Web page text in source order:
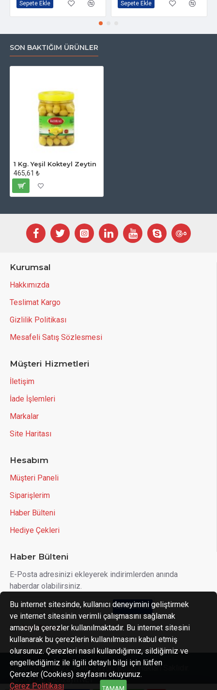
Sepete Ekle Sepete Ekle
SON BAKTIĞIM ÜRÜNLER
1 Kg. Yeşil Kokteyl Zeytin
465,61 ₺
Kurumsal
Hakkımızda
Teslimat Kargo
Gizlilik Politikası
Mesafeli Satış Sözlesmesi
Müşteri Hizmetleri
İletişim
İade İşlemleri
Markalar
Site Haritası
Hesabım
Müşteri Paneli
Siparişlerim
Haber Bülteni
Hediye Çekleri
Haber Bülteni
E-Posta adresinizi ekleyerek indirimlerden anında
haberdar olabilirsiniz.
Abone OL
Gizlilik Politikası 'ni okudum ve kabul ediyorum.
Copyright © 2022, Koral Zeytin, Bütün Hakları Saklıdır.
Design By 3nDizayn.NET
TAMAM
Bu internet sitesinde, kullanıcı deneyimini geliştirmek
ve internet sitesinin verimli çalışmasını sağlamak
amacıyla çerezler kullanılmaktadır. Bu internet sitesini
kullanarak bu çerezlerin kullanılmasını kabul etmiş
olursunuz. Çerezleri nasıl kullandığımız, sildiğimiz ve
engellediğimiz ile ilgili detaylı bilgi için lütfen
Çerezler (Cookies) sayfasını okuyunuz.
Çerez Politikası